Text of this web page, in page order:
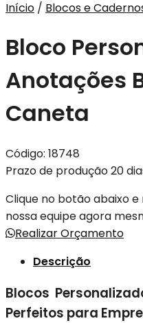
Início / Blocos e
Bloco
Anotações
Caneta
Código: 18748
Prazo de produção 20
Clique no botão abaixo
nossa equipe agora
Realizar Orçamento
Descrição
Blocos
Perfeitos para